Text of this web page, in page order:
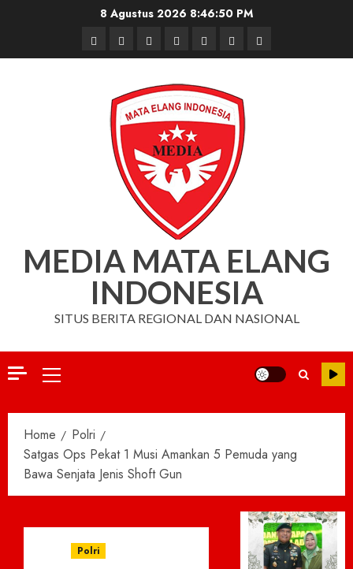
8 Agustus 2026 8:46:50 PM
BerandaNasionalDaerahHukum
dan
Kriminal
Pendidikan
Box
Redaksi
Iklan
MEDIA MATA ELANG
INDONESIA
SITUS BERITA REGIONAL DAN NASIONAL
Primary
Home
Polri
Satgas Ops Pekat 1 Musi Amankan 5 Pemuda yang
Bawa Senjata Jenis Shoft Gun
Polri